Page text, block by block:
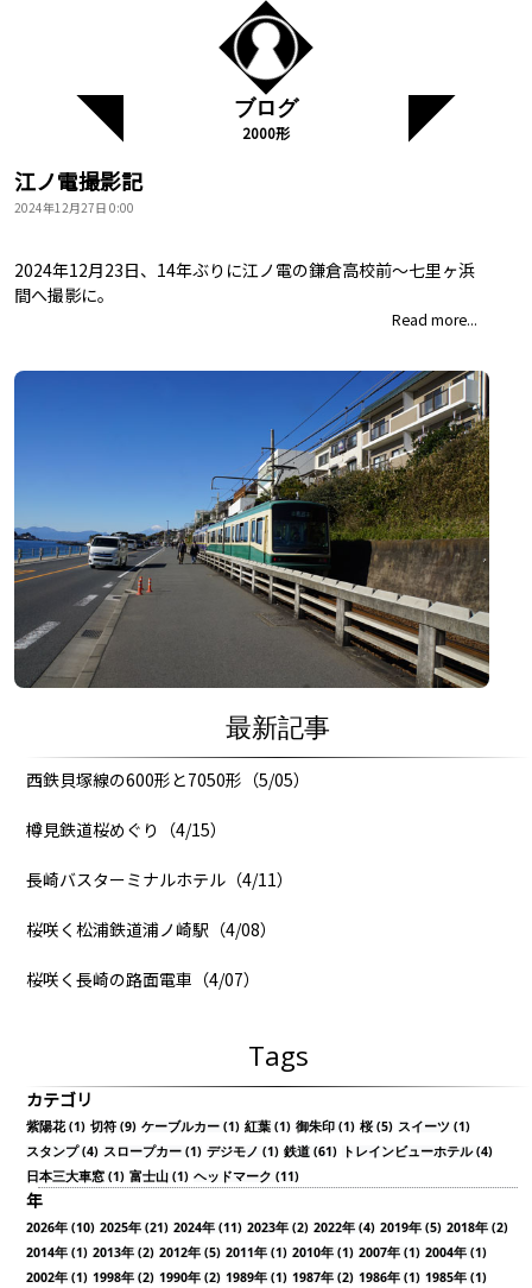
ブログ
2000形
江ノ電撮影記
2024年12月27日 0:00
2024年12月23日、14年ぶりに江ノ電の鎌倉高校前～七里ヶ浜
間へ撮影に。
Read more...
最新記事
西鉄貝塚線の600形と7050形（5/05）
樽見鉄道桜めぐり（4/15）
長崎バスターミナルホテル（4/11）
桜咲く松浦鉄道浦ノ崎駅（4/08）
桜咲く長崎の路面電車（4/07）
Tags
カテゴリ
紫陽花 (1) 切符 (9) ケーブルカー (1) 紅葉 (1) 御朱印 (1) 桜 (5) スイーツ (1)
スタンプ (4) スロープカー (1) デジモノ (1) 鉄道 (61) トレインビューホテル (4)
日本三大車窓 (1) 富士山 (1) ヘッドマーク (11)
年
2026年 (10) 2025年 (21) 2024年 (11) 2023年 (2) 2022年 (4) 2019年 (5) 2018年 (2)
2014年 (1) 2013年 (2) 2012年 (5) 2011年 (1) 2010年 (1) 2007年 (1) 2004年 (1)
2002年 (1) 1998年 (2) 1990年 (2) 1989年 (1) 1987年 (2) 1986年 (1) 1985年 (1)